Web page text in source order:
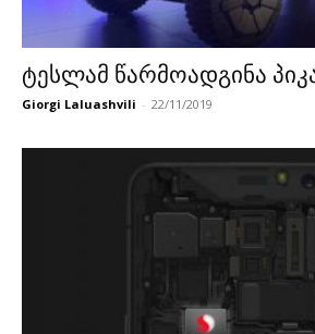
ტესლამ წარმოადგინა
Giorgi Laluashvili - 22/11/2019